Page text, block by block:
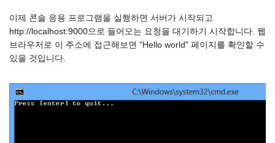
이제 콘솔 응용 프로그램을 실행하면 서버가 시작되고
http://localhost:9000으로 들어오는 요청을 대기하기 시작합니다. 웹
브라우저로 이 주소에 접근해보면 "Hello world" 페이지를 확인할 수
있을 것입니다.